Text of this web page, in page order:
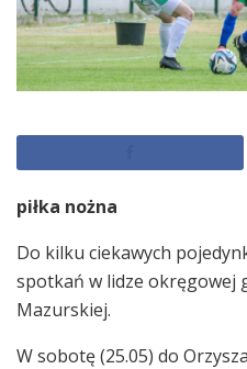
piłka nożna
Do kilku ciekawych
spotkań w lidze okręgowej
Mazurskiej.
W sobotę (25.05) do